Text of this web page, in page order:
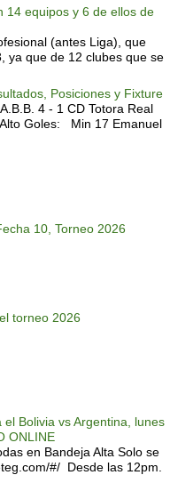
14 equipos y 6 de ellos de
(antes Liga), que
ya que de 12 clubes que se
Posiciones y Fixture
4 - 1 CD Totora Real
Goles: Min 17 Emanuel
10, Torneo 2026
torneo 2026
Bolivia vs Argentina, lunes
ONLINE
en Bandeja Alta Solo se
#/ Desde las 12pm.